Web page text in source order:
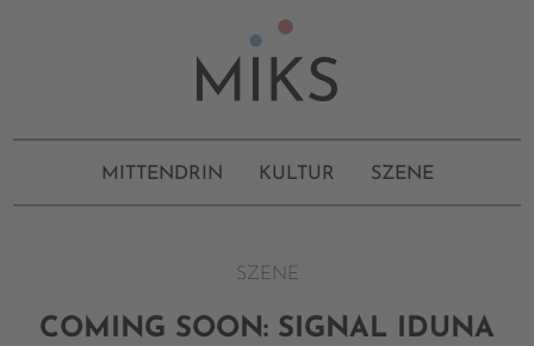
MITTENDRIN KULTUR SZENE
SZENE
COMING SOON: SIGNAL IDUNA